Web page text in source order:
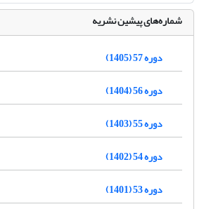
شماره‌های پیشین نشریه
دوره 57 (1405)
دوره 56 (1404)
دوره 55 (1403)
دوره 54 (1402)
دوره 53 (1401)